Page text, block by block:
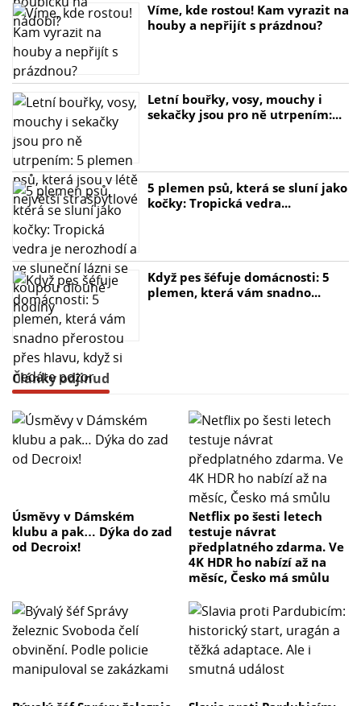
Víme, kde rostou! Kam vyrazit na
houby a nepřijít s prázdnou?
Letní bouřky, vosy, mouchy i
sekačky jsou pro ně utrpením:...
5 plemen psů, která se sluní jako
kočky: Tropická vedra...
Když pes šéfuje domácnosti: 5
plemen, která vám snadno...
Články odjinud
Úsměvy v Dámském
klubu a pak… Dýka do zad
od Decroix!
Netflix po šesti letech
testuje návrat
předplatného zdarma. Ve
4K HDR ho nabízí až na
měsíc, Česko má smůlu